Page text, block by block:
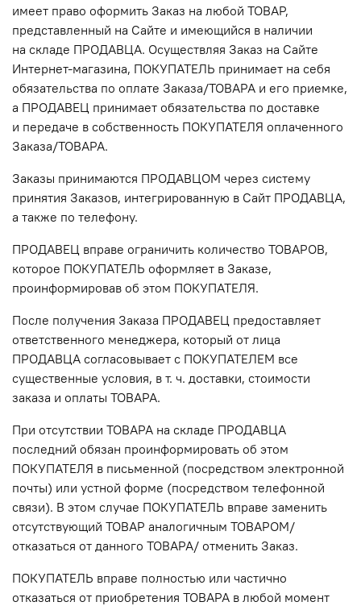
имеет право оформить Заказ на любой ТОВАР,
представленный на Сайте и имеющийся в наличии
на складе ПРОДАВЦА. Осуществляя Заказ на Сайте
Интернет-магазина, ПОКУПАТЕЛЬ принимает на себя
обязательства по оплате Заказа/ТОВАРА и его приемке,
а ПРОДАВЕЦ принимает обязательства по доставке
и передаче в собственность ПОКУПАТЕЛЯ оплаченного
Заказа/ТОВАРА.
Заказы принимаются ПРОДАВЦОМ через систему
принятия Заказов, интегрированную в Сайт ПРОДАВЦА,
а также по телефону.
ПРОДАВЕЦ вправе ограничить количество ТОВАРОВ,
которое ПОКУПАТЕЛЬ оформляет в Заказе,
проинформировав об этом ПОКУПАТЕЛЯ.
После получения Заказа ПРОДАВЕЦ предоставляет
ответственного менеджера, который от лица
ПРОДАВЦА согласовывает с ПОКУПАТЕЛЕМ все
существенные условия, в т. ч. доставки, стоимости
заказа и оплаты ТОВАРА.
При отсутствии ТОВАРА на складе ПРОДАВЦА
последний обязан проинформировать об этом
ПОКУПАТЕЛЯ в письменной (посредством электронной
почты) или устной форме (посредством телефонной
связи). В этом случае ПОКУПАТЕЛЬ вправе заменить
отсутствующий ТОВАР аналогичным ТОВАРОМ/
отказаться от данного ТОВАРА/ отменить Заказ.
ПОКУПАТЕЛЬ вправе полностью или частично
отказаться от приобретения ТОВАРА в любой момент